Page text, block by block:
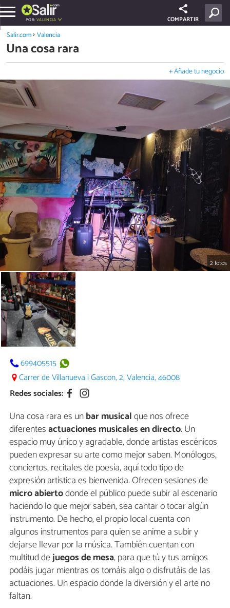
POR: VALENCIA COMPARTIR
Salir.com Valencia
Una cosa rara
+ Añade tu negocio
2 fotos
699405515
Carrer de Villanueva i Gascon, 2, Valencia, 46008
Redes sociales:
Una cosa rara es unbar musicalque nos ofrece
diferentesactuaciones musicales en directo. Un
espacio muy único y agradable, donde artistas escénicos
pueden expresar su arte como mejor saben. Monólogos,
conciertos, recitales de poesía, aquí todo tipo de
expresión artística es bienvenida. Ofrecen sesiones de
micro abiertodonde el público puede subir al escenario
haciendo lo que mejor saben, sea cantar o tocar algún
instrumento. De hecho, el propio local cuenta con
algunos instrumentos para quien se anime a subir y
dejarse llevar por la música. También cuentan con
multitud dejuegos de mesa, para que tú y tus amigos
podáis jugar mientras os tomáis algo o disfrutáis de las
actuaciones. Un espacio donde la diversión y el arte no
faltan.